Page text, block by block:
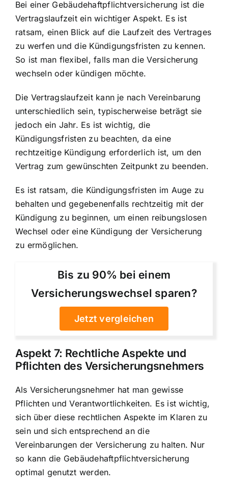
Bei einer Gebäudehaftpflichtversicherung ist die
Vertragslaufzeit ein wichtiger Aspekt. Es ist
ratsam, einen Blick auf die Laufzeit des Vertrages
zu werfen und die Kündigungsfristen zu kennen.
So ist man flexibel, falls man die Versicherung
wechseln oder kündigen möchte.
Die Vertragslaufzeit kann je nach Vereinbarung
unterschiedlich sein, typischerweise beträgt sie
jedoch ein Jahr. Es ist wichtig, die
Kündigungsfristen zu beachten, da eine
rechtzeitige Kündigung erforderlich ist, um den
Vertrag zum gewünschten Zeitpunkt zu beenden.
Es ist ratsam, die Kündigungsfristen im Auge zu
behalten und gegebenenfalls rechtzeitig mit der
Kündigung zu beginnen, um einen reibungslosen
Wechsel oder eine Kündigung der Versicherung
zu ermöglichen.
Bis zu 90% bei einem
Versicherungswechsel sparen?
Jetzt vergleichen
Aspekt 7: Rechtliche Aspekte und
Pflichten des Versicherungsnehmers
Als Versicherungsnehmer hat man gewisse
Pflichten und Verantwortlichkeiten. Es ist wichtig,
sich über diese rechtlichen Aspekte im Klaren zu
sein und sich entsprechend an die
Vereinbarungen der Versicherung zu halten. Nur
so kann die Gebäudehaftpflichtversicherung
optimal genutzt werden.